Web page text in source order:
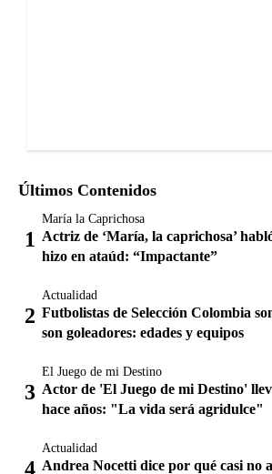
Últimos Contenidos
María la Caprichosa
Actriz de ‘María, la caprichosa’
hizo en ataúd: “Impactante”
Actualidad
Futbolistas de Selección Colombia
son goleadores: edades y equipos
El Juego de mi Destino
Actor de 'El Juego de mi Destino'
hace años: "La vida será agridulce"
Actualidad
Andrea Nocetti dice por qué casi no